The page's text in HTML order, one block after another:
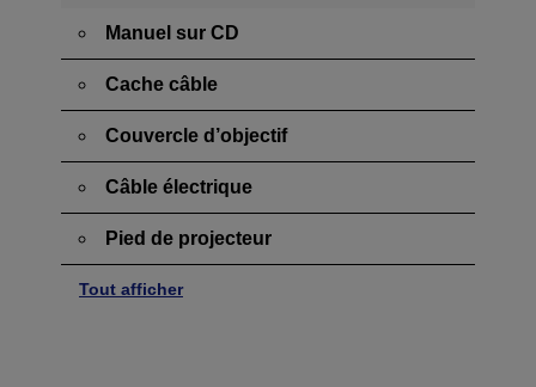
Manuel sur CD
Cache câble
Couvercle d’objectif
Câble électrique
Pied de projecteur
Tout afficher